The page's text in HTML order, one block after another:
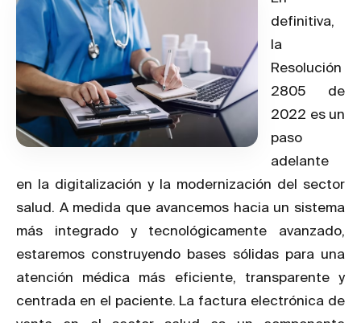
definitiva,
la
Resolución
2805 de
2022 es un
paso
adelante
en la digitalización y la modernización del sector
salud. A medida que avancemos hacia un sistema
más integrado y tecnológicamente avanzado,
estaremos construyendo bases sólidas para una
atención médica más eficiente, transparente y
centrada en el paciente. La factura electrónica de